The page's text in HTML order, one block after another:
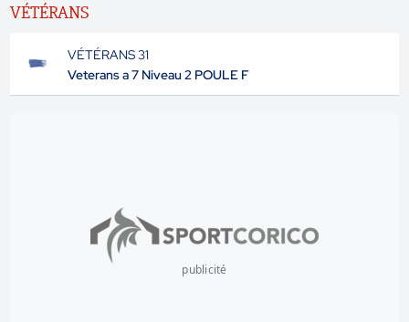
VÉTÉRANS
VÉTÉRANS 31
Veterans a 7 Niveau 2 POULE F
publicité